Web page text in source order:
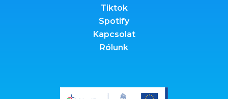
Tiktok
Spotify
Kapcsolat
Rólunk